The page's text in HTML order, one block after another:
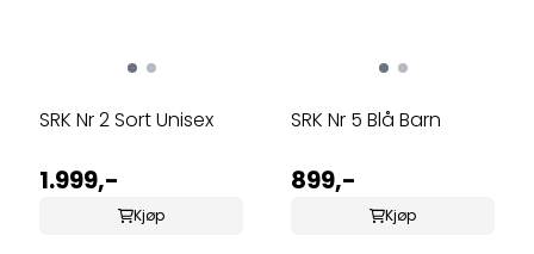
SRK Nr 2 Sort Unisex
1.999,-
Kjøp
SRK Nr 5 Blå Barn
899,-
Kjøp